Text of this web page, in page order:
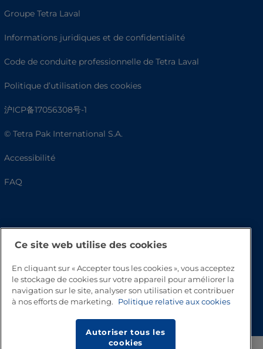
Groupe Tetra Laval
Informations juridiques et de confidentialité
Code de conduite professionnelle de Tetra Laval
Politique d’utilisation des cookies
沪ICP备17056308号-1
© Tetra Pak International S.A.
Accessibilité
FAQ
Haut de page
Ce site web utilise des cookies
En cliquant sur « Accepter tous les cookies », vous acceptez
le stockage de cookies sur votre appareil pour améliorer la
navigation sur le site, analyser son utilisation et contribuer
à nos efforts de marketing.
Politique relative aux cookies
Autoriser tous les
cookies